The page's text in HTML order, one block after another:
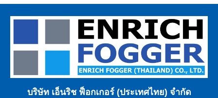
บริษัท เอ็นริช ฟ็อกเกอร์ (ประเทศไทย) จำกัด